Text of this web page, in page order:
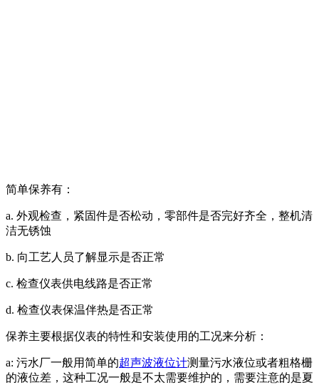
简单保养有：
a. 外观检查，紧固件是否松动，零部件是否完好齐全，整机清
洁无锈蚀
b. 向工艺人员了解显示是否正常
c. 检查仪表供电线路是否正常
d. 检查仪表保温伴热是否正常
保养主要根据仪表的特性和安装使用的工况来分析：
a: 污水厂一般用简单的超声波液位计测量污水液位或者粗格栅
的液位差，这种工况一般是不太需要维护的，需要注意的是夏